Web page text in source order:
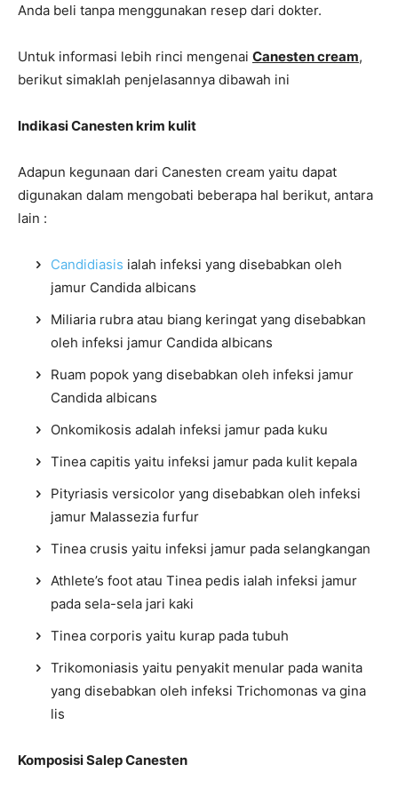
Anda beli tanpa menggunakan resep dari dokter.
Untuk informasi lebih rinci mengenai Canesten cream,
berikut simaklah penjelasannya dibawah ini
Indikasi Canesten krim kulit
Adapun kegunaan dari Canesten cream yaitu dapat
digunakan dalam mengobati beberapa hal berikut, antara
lain :
Candidiasis ialah infeksi yang disebabkan oleh
jamur Candida albicans
Miliaria rubra atau biang keringat yang disebabkan
oleh infeksi jamur Candida albicans
Ruam popok yang disebabkan oleh infeksi jamur
Candida albicans
Onkomikosis adalah infeksi jamur pada kuku
Tinea capitis yaitu infeksi jamur pada kulit kepala
Pityriasis versicolor yang disebabkan oleh infeksi
jamur Malassezia furfur
Tinea crusis yaitu infeksi jamur pada selangkangan
Athlete’s foot atau Tinea pedis ialah infeksi jamur
pada sela-sela jari kaki
Tinea corporis yaitu kurap pada tubuh
Trikomoniasis yaitu penyakit menular pada wanita
yang disebabkan oleh infeksi Trichomonas va gina
lis
Komposisi Salep Canesten